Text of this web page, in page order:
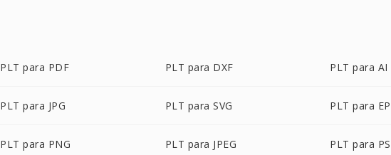
PLT para PDF PLT para DXF PLT para AI
PLT para JPG PLT para SVG PLT para
PLT para PNG PLT para JPEG PLT para